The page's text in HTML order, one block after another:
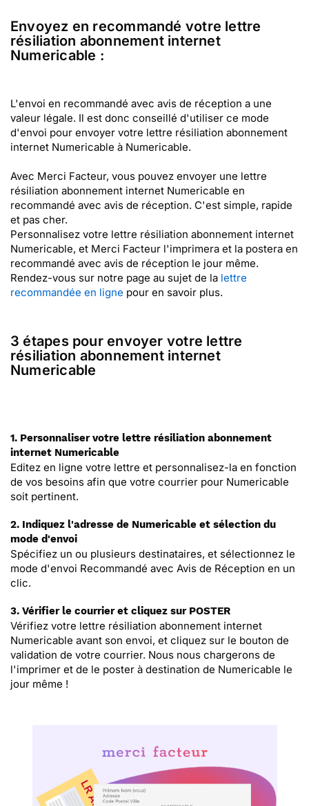
Envoyez en recommandé votre lettre
résiliation abonnement internet
Numericable :
L'envoi en recommandé avec avis de réception a une
valeur légale. Il est donc conseillé d'utiliser ce mode
d'envoi pour envoyer votre lettre résiliation abonnement
internet Numericable à Numericable.
Avec Merci Facteur, vous pouvez envoyer une lettre
résiliation abonnement internet Numericable en
recommandé avec avis de réception. C'est simple, rapide
et pas cher.
Personnalisez votre lettre résiliation abonnement internet
Numericable, et Merci Facteur l'imprimera et la postera en
recommandé avec avis de réception le jour même.
Rendez-vous sur notre page au sujet de la lettre
recommandée en ligne pour en savoir plus.
3 étapes pour envoyer votre lettre
résiliation abonnement internet
Numericable
1. Personnaliser votre lettre résiliation abonnement
internet Numericable
Editez en ligne votre lettre et personnalisez-la en fonction
de vos besoins afin que votre courrier pour Numericable
soit pertinent.
2. Indiquez l'adresse de Numericable et sélection du
mode d'envoi
Spécifiez un ou plusieurs destinataires, et sélectionnez le
mode d'envoi Recommandé avec Avis de Réception en un
clic.
3. Vérifier le courrier et cliquez sur POSTER
Vérifiez votre lettre résiliation abonnement internet
Numericable avant son envoi, et cliquez sur le bouton de
validation de votre courrier. Nous nous chargerons de
l'imprimer et de le poster à destination de Numericable le
jour même !